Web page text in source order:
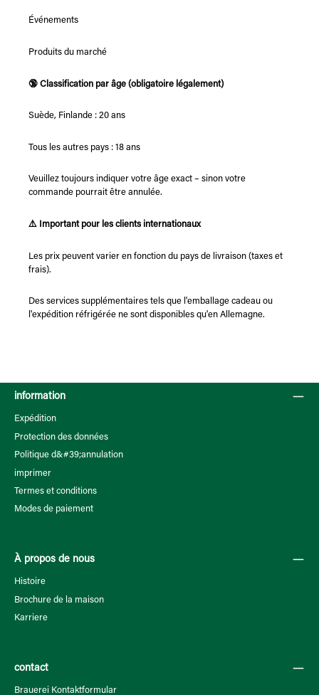
Événements
Produits du marché
🔞 Classification par âge (obligatoire légalement)
Suède, Finlande : 20 ans
Tous les autres pays : 18 ans
Veuillez toujours indiquer votre âge exact – sinon votre
commande pourrait être annulée.
⚠️ Important pour les clients internationaux
Les prix peuvent varier en fonction du pays de livraison (taxes et
frais).
Des services supplémentaires tels que l'emballage cadeau ou
l'expédition réfrigérée ne sont disponibles qu'en Allemagne.
information
Expédition
Protection des données
Politique d&#39;annulation
imprimer
Termes et conditions
Modes de paiement
À propos de nous
Histoire
Brochure de la maison
Karriere
contact
Brauerei Kontaktformular